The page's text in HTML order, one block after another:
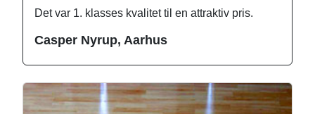
Det var 1. klasses kvalitet til en attraktiv pris.
Casper Nyrup, Aarhus